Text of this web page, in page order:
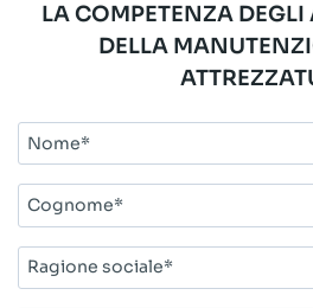
LA COMPETENZA
DELLA
Nome*
Cognome*
Ragione
sociale*